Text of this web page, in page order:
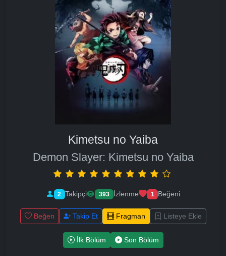
Kimetsu no Yaiba
Demon Slayer: Kimetsu no Yaiba
2 Takipçi 393 İzlenme 1 Beğeni
Beğen Takip Et Fragman Listeye Ekle
İlk Bölüm Son Bölüm